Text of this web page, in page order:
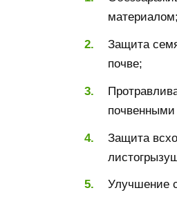
материалом;
Защита
почве;
Защита
Улучшение